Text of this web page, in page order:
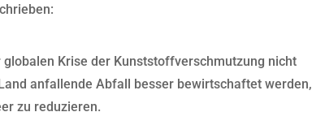
globalen Krise der Kunststoffverschmutzung nicht
anfallende Abfall besser bewirtschaftet werden,
zu reduzieren.